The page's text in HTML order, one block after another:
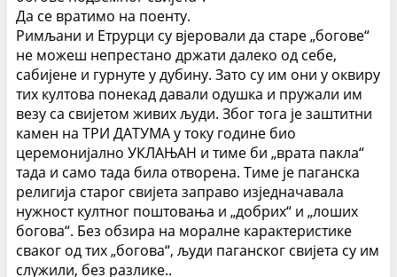
Да се вратимо на поенту.
Римљани и Етрурци су вјеровали да старе „богове“
не можеш непрестано држати далеко од себе,
сабијене и гурнуте у дубину. Зато су им они у оквиру
тих култова понекад давали одушка и пружали им
везу са свијетом живих људи. Због тога је заштитни
камен на ТРИ ДАТУМА у току године био
церемонијално УКЛАЊАН и тиме би „врата пакла“
тада и само тада била отворена. Тиме је паганска
религија старог свијета заправо изједначавала
нужност култног поштовања и „добрих“ и „лоших
богова“. Без обзира на моралне карактеристике
сваког од тих „богова“, људи паганског свијета су им
служили, без разлике..